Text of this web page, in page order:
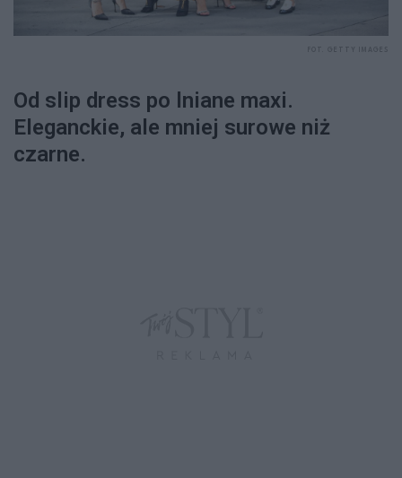
Od slip dress po lniane maxi.
Eleganckie, ale mniej surowe niż
czarne.